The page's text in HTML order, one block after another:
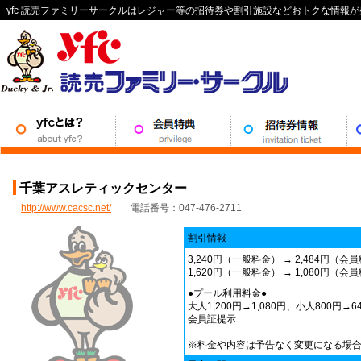
yfc 読売ファミリーサークルはレジャー等の招待券や割引施設などおトクな情報
千葉アスレティックセンター
http://www.cacsc.net/電話番号：047-476-2711
割引情報
3,240円（一般料金） → 2,484円（会員
1,620円（一般料金） → 1,080円（会員
●プール利用料金●
大人1,200円→1,080円、小人800円
会員証提示
※料金や内容は予告なく変更になる場